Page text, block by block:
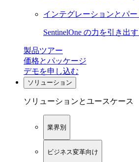
インテグレーションとパー
SentinelOne の力を引き出
製品ツアー
価格とパッケージ
デモを申し込む
ソリューション
ソリューションとユースケース
業界別
ビジネス変革向け